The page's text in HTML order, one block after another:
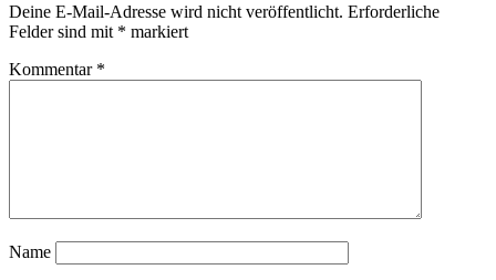
Deine E-Mail-Adresse wird nicht veröffentlicht. Erforderliche
Felder sind mit * markiert
Kommentar *
Name